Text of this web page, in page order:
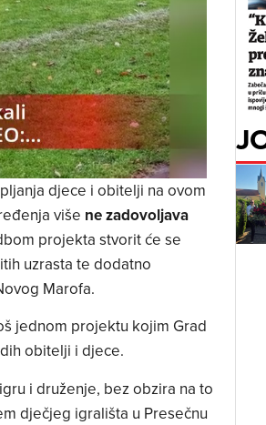
djece i obitelji na ovom
više ne zadovoljava
projekta stvorit će se
uzrasta te dodatno
Marofa.
jednom projektu kojim Grad
obitelji i djece.
i druženje, bez obzira na to
dječjeg igrališta u Presečnu